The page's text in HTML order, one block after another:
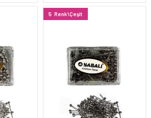
5 Renk\Çeşit